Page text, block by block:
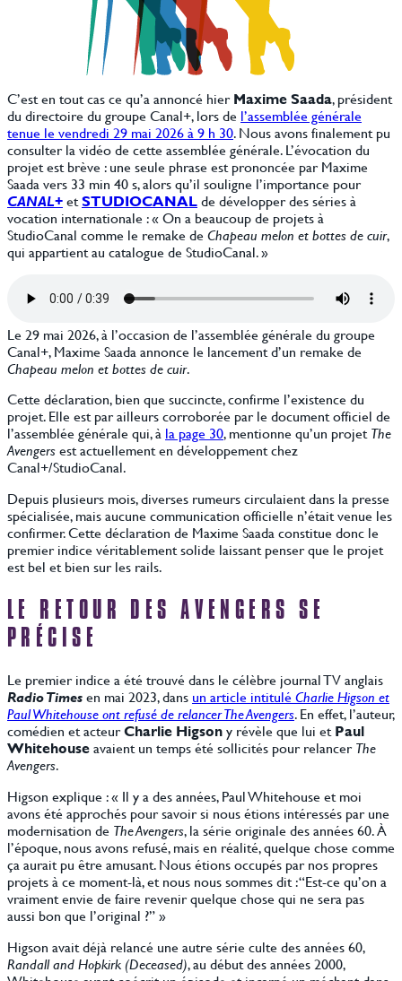
C’est en tout cas ce qu’a annoncé hierMaxime Saada, président
du directoire du groupe Canal+, lors de l’assemblée générale
tenue le vendredi 29 mai 2026 à 9 h 30. Nous avons finalement pu
consulter la vidéo de cette assemblée générale. L’évocation du
projet est brève : une seule phrase est prononcée par Maxime
Saada vers 33 min 40 s, alors qu’il souligne l’importance pour
CANAL+etSTUDIOCANALde développer des séries à
vocation internationale : « On a beaucoup de projets à
StudioCanal comme le remake de Chapeau melon et bottes de cuir,
qui appartient au catalogue de StudioCanal. »
Le 29 mai 2026, à l’occasion de l’assemblée générale du groupe
Canal+, Maxime Saada annonce le lancement d’un remake de
Chapeau melon et bottes de cuir.
Cette déclaration, bien que succincte, confirme l’existence du
projet. Elle est par ailleurs corroborée par le document officiel de
l’assemblée générale qui, à la page 30, mentionne qu’un projetThe
Avengersest actuellement en développement chez
Canal+/StudioCanal.
Depuis plusieurs mois, diverses rumeurs circulaient dans la presse
spécialisée, mais aucune communication officielle n’était venue les
confirmer. Cette déclaration de Maxime Saada constitue donc le
premier indice véritablement solide laissant penser que le projet
est bel et bien sur les rails.
LE RETOUR DES AVENGERS SE
PRÉCISE
Le premier indice a été trouvé dans le célèbre journal TV anglais
Radio Timesen mai 2023, dans un article intitulé Charlie Higson et
Paul Whitehouse ont refusé de relancer The Avengers. En effet, l’auteur,
comédien et acteurCharlie Higsony révèle que lui etPaul
Whitehouseavaient un temps été sollicités pour relancerThe
Avengers.
Higson explique : « Il y a des années, Paul Whitehouse et moi
avons été approchés pour savoir si nous étions intéressés par une
modernisation de The Avengers, la série originale des années 60. À
l’époque, nous avons refusé, mais en réalité, quelque chose comme
ça aurait pu être amusant. Nous étions occupés par nos propres
projets à ce moment-là, et nous nous sommes dit : “Est-ce qu’on a
vraiment envie de faire revenir quelque chose qui ne sera pas
aussi bon que l’original ?” »
Higson avait déjà relancé une autre série culte des années 60,
Randall and Hopkirk (Deceased), au début des années 2000,